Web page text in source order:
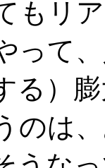
もリ
って
る）
のは